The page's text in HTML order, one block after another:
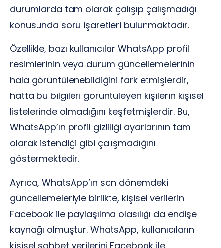
durumlarda tam olarak çalışıp çalışmadığı
konusunda soru işaretleri bulunmaktadır.
Özellikle, bazı kullanıcılar WhatsApp profil
resimlerinin veya durum güncellemelerinin
hala görüntülenebildiğini fark etmişlerdir,
hatta bu bilgileri görüntüleyen kişilerin kişisel
listelerinde olmadığını keşfetmişlerdir. Bu,
WhatsApp’ın profil gizliliği ayarlarının tam
olarak istendiği gibi çalışmadığını
göstermektedir.
Ayrıca, WhatsApp’ın son dönemdeki
güncellemeleriyle birlikte, kişisel verilerin
Facebook ile paylaşılma olasılığı da endişe
kaynağı olmuştur. WhatsApp, kullanıcıların
kişisel sohbet verilerini Facebook ile